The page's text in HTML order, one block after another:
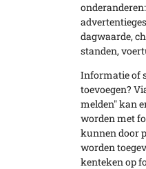
dagwaarde,
standen,
Informatie of
toevoegen?
melden" kan
worden met
kunnen door
worden
kenteken op